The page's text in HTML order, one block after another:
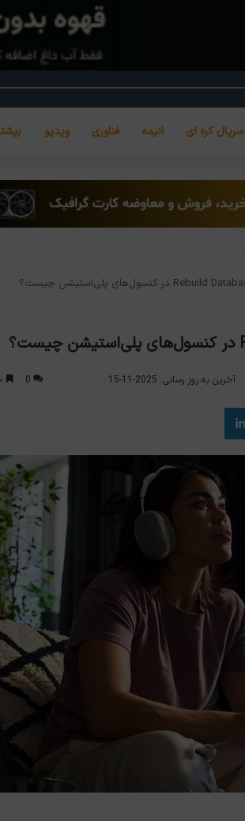
سریال کره ای انیمه فناوری ویدیو
آخرین به روز رسانی: 2025-11-15 0
لینکدین